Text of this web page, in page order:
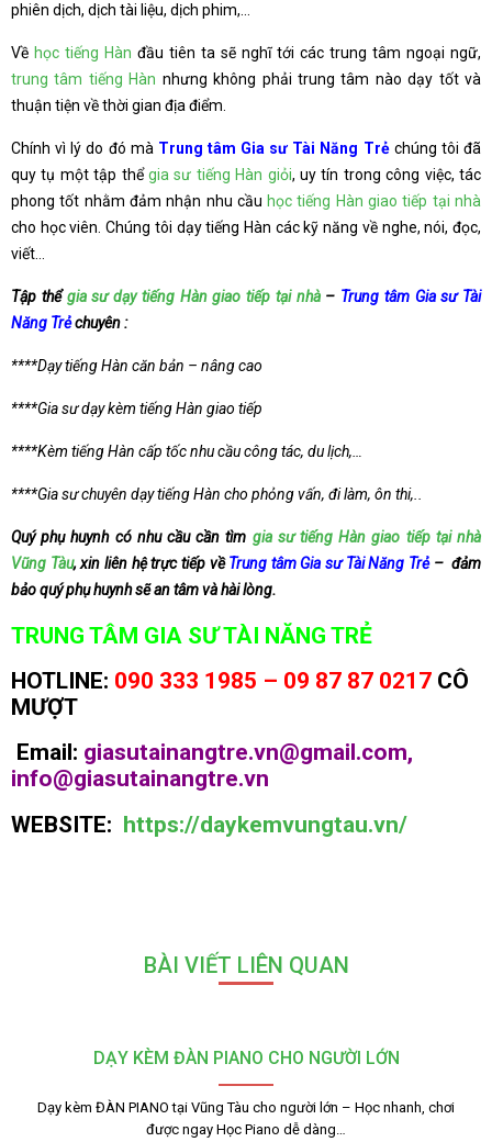
phiên dịch, dịch tài liệu, dịch phim,…
Về học tiếng Hàn đầu tiên ta sẽ nghĩ tới các trung tâm ngoại ngữ,
trung tâm tiếng Hàn nhưng không phải trung tâm nào dạy tốt và
thuận tiện về thời gian địa điểm.
Chính vì lý do đó mà Trung tâm Gia sư Tài Năng Trẻchúng tôi đã
quy tụ một tập thểgia sư tiếng Hàn giỏi, uy tín trong công việc, tác
phong tốt nhằm đảm nhận nhu cầu học tiếng Hàn giao tiếp tại nhà
cho học viên. Chúng tôi dạy tiếng Hàn các kỹ năng về nghe, nói, đọc,
viết…
Tập thểgia sư dạy tiếng Hàn giao tiếp tại nhà– Trung tâm Gia sư Tài
Năng Trẻchuyên :
****Dạy tiếng Hàn căn bản – nâng cao
****Gia sư dạy kèm tiếng Hàn giao tiếp
****Kèm tiếng Hàn cấp tốc nhu cầu công tác, du lịch,…
****Gia sư chuyên dạy tiếng Hàn cho phỏng vấn, đi làm, ôn thi,..
Quý phụ huynh có nhu cầu cần tìm gia sư tiếng Hàn giao tiếp tại nhà
Vũng Tàu, xin liên hệ trực tiếp vềTrung tâm Gia sư Tài Năng Trẻ– đảm
bảo quý phụ huynh sẽ an tâm và hài lòng.
TRUNG TÂM GIA SƯ TÀI NĂNG TRẺ
HOTLINE: 090 333 1985 – 09 87 87 0217 CÔ
MƯỢT
Email: giasutainangtre.vn@gmail.com,
info@giasutainangtre.vn
WEBSITE: https://daykemvungtau.vn/
BÀI VIẾT LIÊN QUAN
DẠY KÈM ĐÀN PIANO CHO NGƯỜI LỚN
Dạy kèm ĐÀN PIANO tại Vũng Tàu cho người lớn – Học nhanh, chơi
được ngay Học Piano dễ dàng…